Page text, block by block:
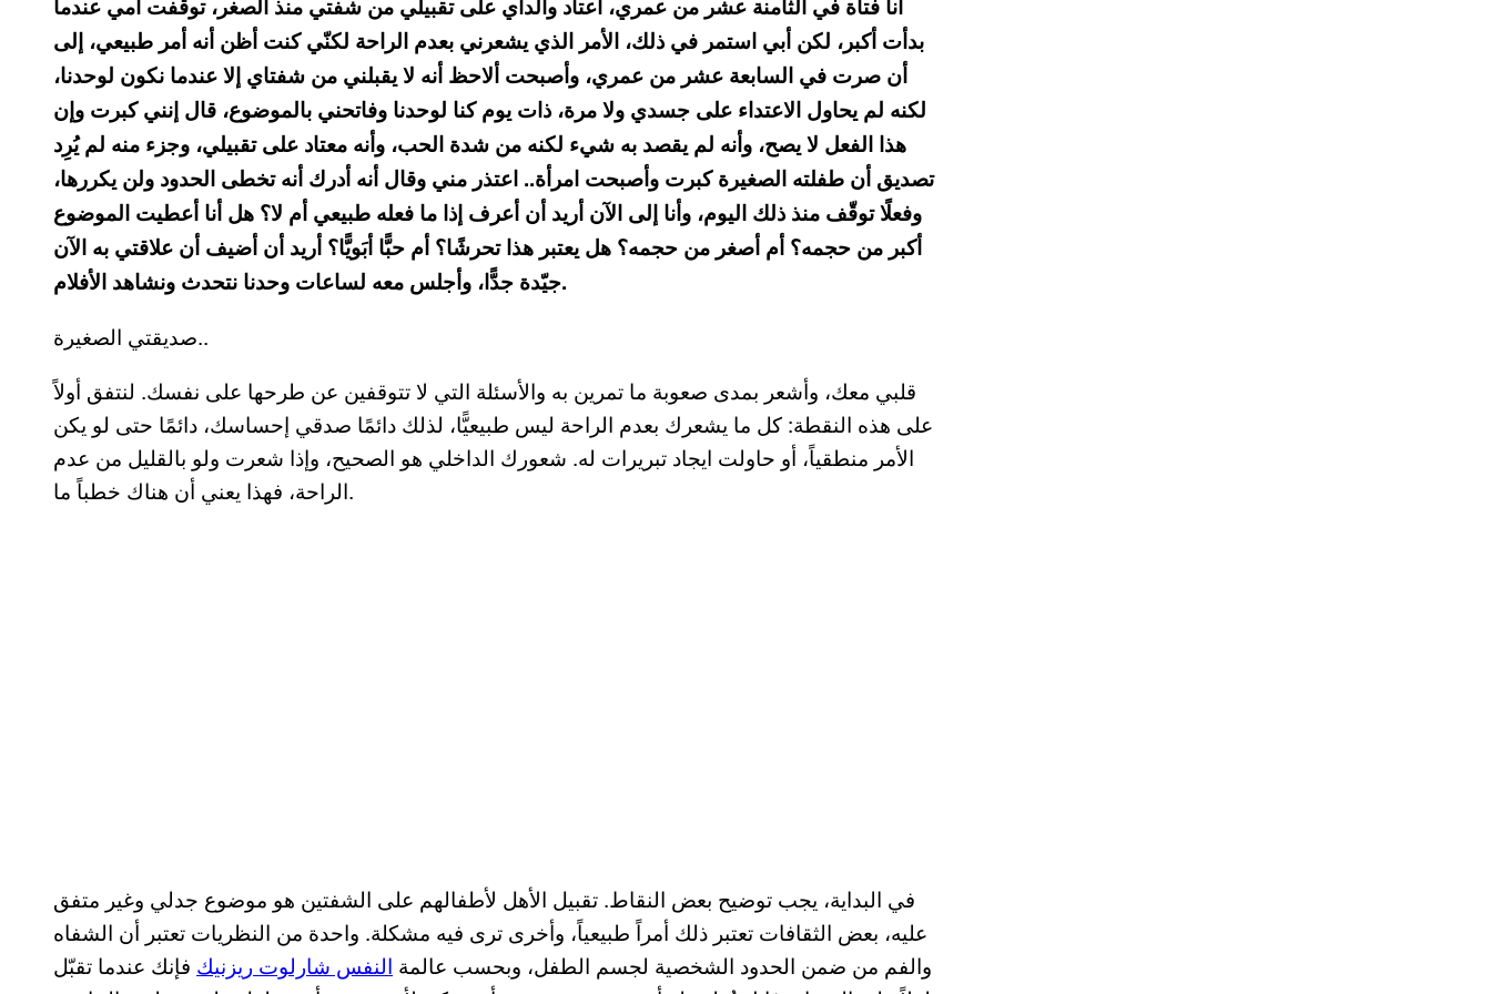
أنا فتاة في الثامنة عشر من عمري، اعتاد والداي على تقبيلي من شفتي منذ الصغر، توقفت أمي عندما
بدأت أكبر، لكن أبي استمر في ذلك، الأمر الذي يشعرني بعدم الراحة لكنّي كنت أظن أنه أمر طبيعي، إلى
أن صرت في السابعة عشر من عمري، وأصبحت ألاحظ أنه لا يقبلني من شفتاي إلا عندما نكون لوحدنا،
لكنه لم يحاول الاعتداء على جسدي ولا مرة، ذات يوم كنا لوحدنا وفاتحني بالموضوع، قال إنني كبرت وإن
هذا الفعل لا يصح، وأنه لم يقصد به شيء لكنه من شدة الحب، وأنه معتاد على تقبيلي، وجزء منه لم يُرِد
تصديق أن طفلته الصغيرة كبرت وأصبحت امرأة.. اعتذر مني وقال أنه أدرك أنه تخطى الحدود ولن يكررها،
وفعلًا توقّف منذ ذلك اليوم، وأنا إلى الآن أريد أن أعرف إذا ما فعله طبيعي أم لا؟ هل أنا أعطيت الموضوع
أكبر من حجمه؟ أم أصغر من حجمه؟ هل يعتبر هذا تحرشًا؟ أم حبًّا أبَويًّا؟ أريد أن أضيف أن علاقتي به الآن
جيّدة جدًّا، وأجلس معه لساعات وحدنا نتحدث ونشاهد الأفلام.
صديقتي الصغيرة..
قلبي معك، وأشعر بمدى صعوبة ما تمرين به والأسئلة التي لا تتوقفين عن طرحها على نفسك. لنتفق أولاً
على هذه النقطة: كل ما يشعرك بعدم الراحة ليس طبيعيًّا، لذلك دائمًا صدقي إحساسك، دائمًا حتى لو يكن
الأمر منطقياً، أو حاولت ايجاد تبريرات له. شعورك الداخلي هو الصحيح، وإذا شعرت ولو بالقليل من عدم
الراحة، فهذا يعني أن هناك خطباً ما.
في البداية، يجب توضيح بعض النقاط. تقبيل الأهل لأطفالهم على الشفتين هو موضوع جدلي وغير متفق
عليه، بعض الثقافات تعتبر ذلك أمراً طبيعياً، وأخرى ترى فيه مشكلة. واحدة من النظريات تعتبر أن الشفاه
والفم من ضمن الحدود الشخصية لجسم الطفل، وبحسب عالمة النفس شارلوت ريزنيك فإنك عندما تقبّل